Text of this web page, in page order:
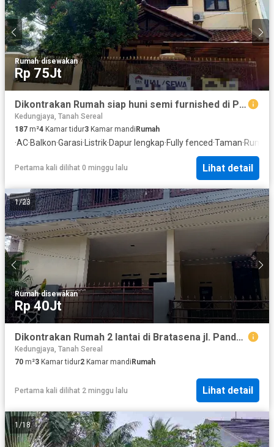
Rumah·disewakan
Rp 75Jt
Dikontrakan Rumah siap huni semi furnished di Perumahan Bogor Baru
Kedungjaya, Tanah Sereal
187 m²4 Kamar tidur3 Kamar mandi Rumah
·AC·Balkon·Garasi·Listrik·Dapur lengkap·Fully fenced·Taman·
Pertama kali dilihat 0 minggu lalu Lihat detail
1/23
Rumah·disewakan
Rp 40Jt
Dikontrakan Rumah 2 lantai di Bratasena jl. Pandu Raya
Kedungjaya, Tanah Sereal
70 m²3 Kamar tidur2 Kamar mandiRumah
Pertama kali dilihat 2 minggu lalu Lihat detail
1 /18